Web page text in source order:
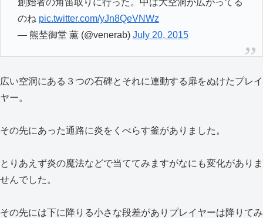
のね pic.twitter.com/yJn8QeVNWz
— 熊埜御堂 薫 (@venerab) July 20, 2015
広い空洞にある３つの石碑とそれに連動する扉をぬけたプレイ
ヤー。
その先にあった通路に炎をくべらす釜がありました。
とりあえず炎の魔法などで当ててみますがなにも変化がありま
せんでした。
その先には下に降りる小さな段差がありプレイヤーは降りてみ